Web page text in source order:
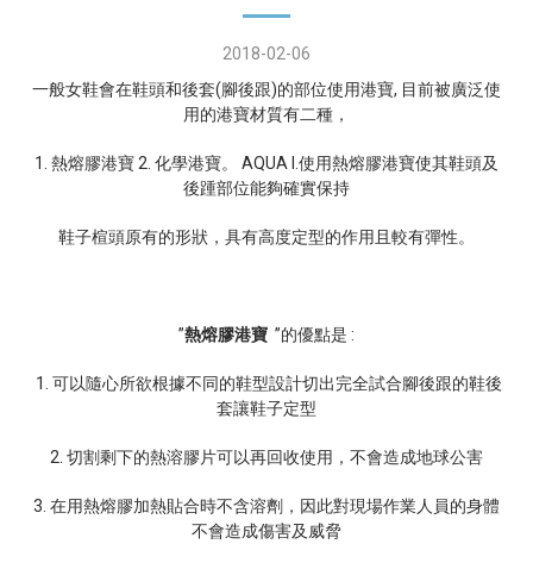
2018-02-06
一般女鞋會在鞋頭和後套(腳後跟)的部位使用港寶, 目前被廣泛使
用的港寶材質有二種，
1. 熱熔膠港寶 2. 化學港寶。 AQUA I.使用熱熔膠港寶使其鞋頭及
後踵部位能夠確實保持
鞋子楦頭原有的形狀，具有高度定型的作用且較有彈性。
”熱熔膠港寶 ”的優點是 :
1. 可以隨心所欲根據不同的鞋型設計切出完全試合腳後跟的鞋後
套讓鞋子定型
2. 切割剩下的熱溶膠片可以再回收使用，不會造成地球公害
3. 在用熱熔膠加熱貼合時不含溶劑，因此對現場作業人員的身體
不會造成傷害及威脅